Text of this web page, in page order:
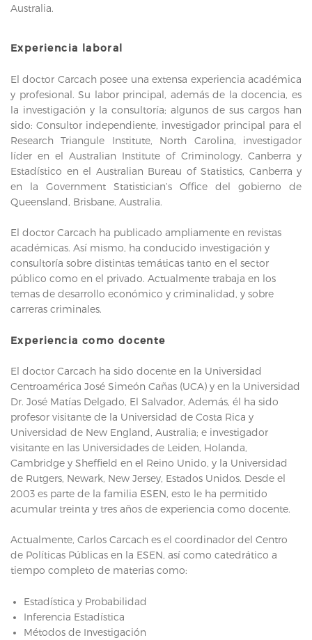
Australia.
Experiencia laboral
El doctor Carcach posee una extensa experiencia académica
y profesional. Su labor principal, además de la docencia, es
la investigación y la consultoría; algunos de sus cargos han
sido: Consultor independiente, investigador principal para el
Research Triangule Institute, North Carolina, investigador
líder en el Australian Institute of Criminology, Canberra y
Estadístico en el Australian Bureau of Statistics, Canberra y
en la Government Statistician’s Office del gobierno de
Queensland, Brisbane, Australia.
El doctor Carcach ha publicado ampliamente en revistas
académicas. Así mismo, ha conducido investigación y
consultoría sobre distintas temáticas tanto en el sector
público como en el privado. Actualmente trabaja en los
temas de desarrollo económico y criminalidad, y sobre
carreras criminales.
Experiencia como docente
El doctor Carcach ha sido docente en la Universidad
Centroamérica José Simeón Cañas (UCA) y en la Universidad
Dr. José Matías Delgado, El Salvador, Además, él ha sido
profesor visitante de la Universidad de Costa Rica y
Universidad de New England, Australia; e investigador
visitante en las Universidades de Leiden, Holanda,
Cambridge y Sheffield en el Reino Unido, y la Universidad
de Rutgers, Newark, New Jersey, Estados Unidos. Desde el
2003 es parte de la familia ESEN, esto le ha permitido
acumular treinta y tres años de experiencia como docente.
Actualmente, Carlos Carcach es el coordinador del Centro
de Políticas Públicas en la ESEN, así como catedrático a
tiempo completo de materias como:
Estadística y Probabilidad
Inferencia Estadística
Métodos de Investigación